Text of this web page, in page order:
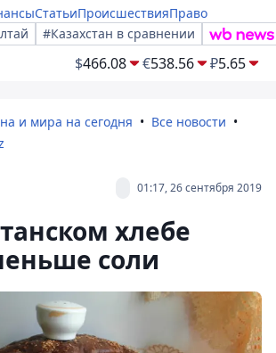
СтатьиПроисшествияПраво
#Казахстан в сравнении
$466.08 €538.56 ₽5.65
и мира на сегодня
Все новости
01:17, 26 сентября 2019
хлебе
соли